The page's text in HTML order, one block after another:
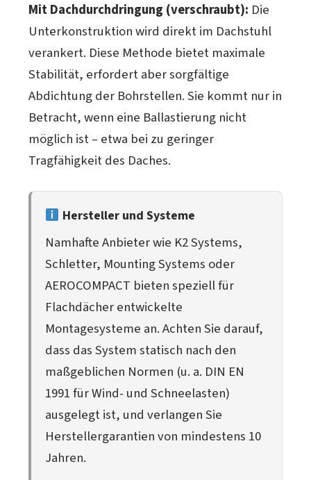
Mit Dachdurchdringung (verschraubt): Die
Unterkonstruktion wird direkt im Dachstuhl
verankert. Diese Methode bietet maximale
Stabilität, erfordert aber sorgfältige
Abdichtung der Bohrstellen. Sie kommt nur in
Betracht, wenn eine Ballastierung nicht
möglich ist – etwa bei zu geringer
Tragfähigkeit des Daches.
Hersteller und Systeme
Namhafte Anbieter wie K2 Systems,
Schletter, Mounting Systems oder
AEROCOMPACT bieten speziell für
Flachdächer entwickelte
Montagesysteme an. Achten Sie darauf,
dass das System statisch nach den
maßgeblichen Normen (u. a. DIN EN
1991 für Wind- und Schneelasten)
ausgelegt ist, und verlangen Sie
Herstellergarantien von mindestens 10
Jahren.